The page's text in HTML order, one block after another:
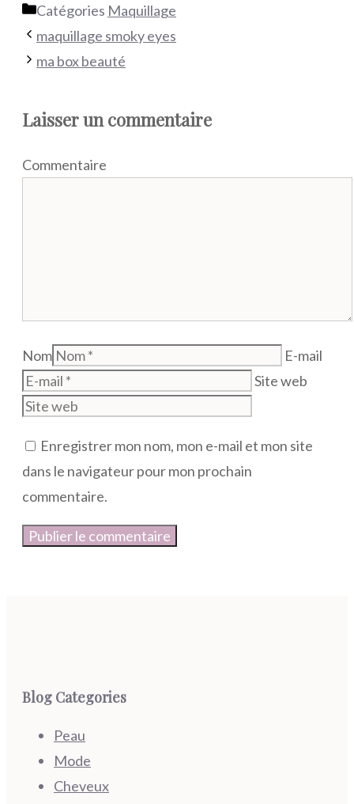
Catégories Maquillage
maquillage smoky eyes
ma box beauté
Laisser un commentaire
Commentaire
Nom
E-mail
Site web
Enregistrer mon nom, mon e-mail et mon site
dans le navigateur pour mon prochain
commentaire.
Blog Categories
Peau
Mode
Cheveux